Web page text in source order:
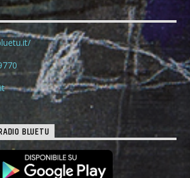
BLUETU